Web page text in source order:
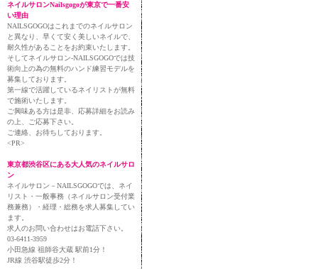
ネイルサロンNailsgogoが東京で一番安
い理由
NAILSGOGOはこれまでのネイルサロン
と異なり、早くて安く美しいネイルで、
耐久性があることをお約束いたします。
そしてネイルサロン-NAILSGOGOでは技
術向上の為の無料のハンド練習モデルを
募集しております。
第一線で活躍しているネイリストが無料
で施術いたします。
ご興味ある方は是非、応募詳細をお読み
の上、ご応募下さい。
ご連絡、お待ちしております。
<PR>
東京都渋谷区にある大人気のネイルサロ
ン
ネイルサロン－NAILSGOGOでは、ネイ
リスト・一般事務（ネイルサロン受付業
務兼務）・経理・総務を求人募集してい
ます。
求人のお問い合わせはお電話下さい。
03-6411-3959
小田急線 祖師谷大蔵 駅前1分！
JR線 渋谷駅徒歩2分！